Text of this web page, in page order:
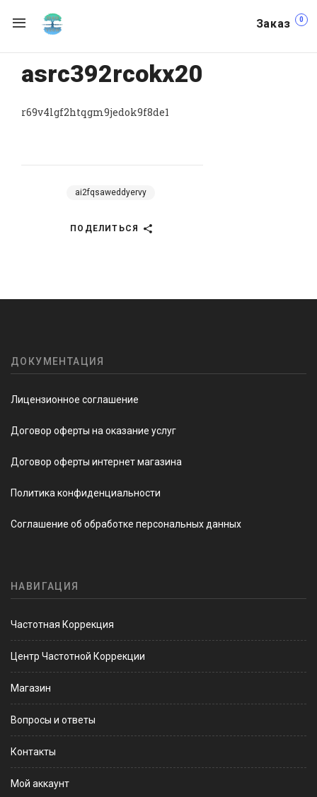
Заказ 0
asrc392rcokx20
r69v4lgf2htqgm9jedok9f8de1
ai2fqsaweddyervy
ПОДЕЛИТЬСЯ
ДОКУМЕНТАЦИЯ
Лицензионное соглашение
Договор оферты на оказание услуг
Договор оферты интернет магазина
Политика конфиденциальности
Соглашение об обработке персональных данных
НАВИГАЦИЯ
Частотная Коррекция
Центр Частотной Коррекции
Магазин
Вопросы и ответы
Контакты
Мой аккаунт